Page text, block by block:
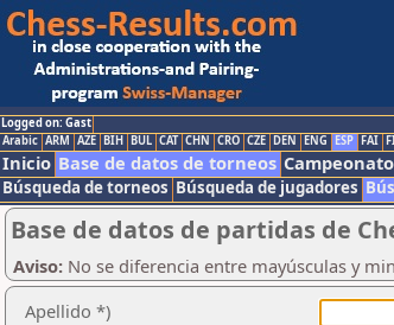
Logged on: Gast
Arabic ARM AZE BIH BUL CAT CHN CRO CZE DEN ENG ESP FAI
Inicio Base de datos de torneos
Búsqueda de torneos Búsqueda de jugadores
Base de datos de partidas de
Aviso: No se diferencia entre mayúsculas y
Apellido *)